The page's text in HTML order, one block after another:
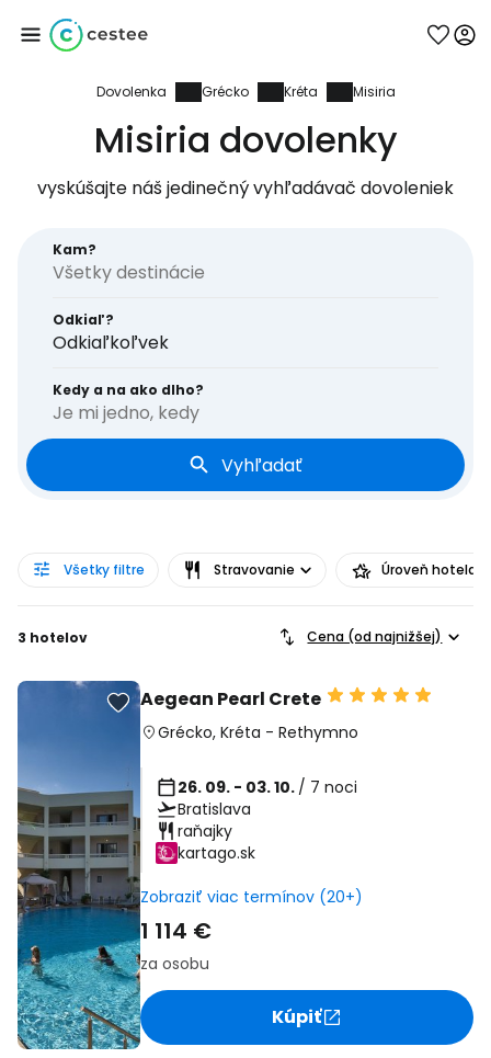
Dovolenka Grécko Kréta Misiria
Misiria dovolenky
vyskúšajte náš jedinečný vyhľadávač dovoleniek
Kam?
Odkiaľ?
Odkiaľkoľvek
Kedy a na ako dlho?
Je mi jedno, kedy
Vyhľadať
Všetky filtre Stravovanie Úroveň hotela
3 hotelov Cena (od najnižšej)
Aegean Pearl Crete
Grécko, Kréta - Rethymno
26. 09. - 03. 10. / 7 noci
Bratislava
raňajky
kartago.sk
Zobraziť viac termínov (20+)
1 114 €
za osobu
Kúpiť
Prihláste sa do
služby Cestee
Pokračovať na Facebooku
Pokračovať s e-mailom